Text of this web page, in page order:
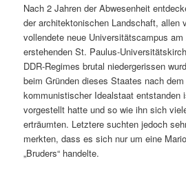
Nach 2 Jahren der Abwesenheit
der architektonischen Landschaft, allen
vollendete neue Universitätscampus
erstehenden St. Paulus-
DDR-Regimes brutal niedergerissen
beim Gründen dieses Staates nach
kommunistischer Idealstaat entstanden
vorgestellt hatte und so wie ihn sich
erträumten. Letztere suchten jedoch
merkten, dass es sich nur um eine
„Bruders“ handelte.